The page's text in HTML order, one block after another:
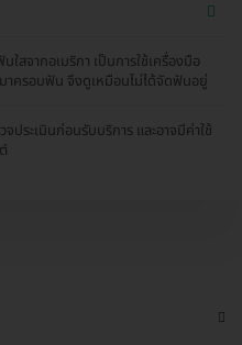
จากอเมริกา เป็นการใช้เครื่องมือ
าครอบฟัน จึงดูเหมือนไม่ได้จัดฟันอยู่
ระเมินก่อนรับบริการ และอาจมีค่าใช้